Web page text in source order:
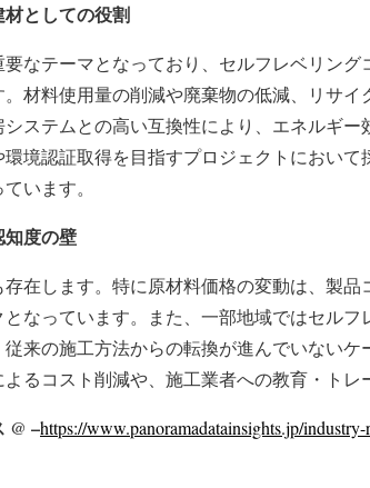
としての役割
なテーマとなっており、セルフレベリン
材料使用量の削減や廃棄物の低減、リサ
ステムとの高い互換性により、エネルギー
境認証取得を目指すプロジェクトにおい
います。
度の壁
在します。特に原材料価格の変動は、製品
なっています。また、一部地域ではセル
来の施工方法からの転換が進んでいない
るコスト削減や、施工業者への教育・トレ
@ –https://www.panoramadatainsights.jp/